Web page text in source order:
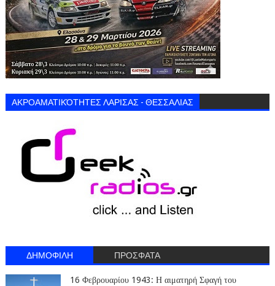
ΑΚΡΟΑΜΑΤΙΚΌΤΗΤΕΣ ΛΑΡΙΣΑΣ - ΘΕΣΣΑΛΙΑΣ
ΔΗΜΟΦΙΛΗ ΠΡΟΣΦΑΤΑ
16 Φεβρουαρίου 1943: Η αιματηρή Σφαγή του